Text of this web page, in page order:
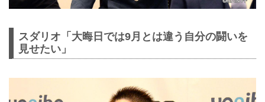
スダリオ「大晦日では9月とは違う自分の闘いを
見せたい」